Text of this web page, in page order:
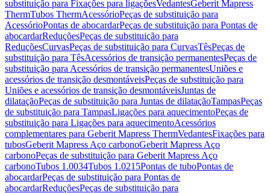
substituição para Fixações para ligaçõesVedantesGeberit Mapress
ThermTubos ThermAcessórioPeças de substituição para
AcessórioPontas de abocardarPeças de substituição para Pontas de
abocardarReduçõesPeças de substituição para
ReduçõesCurvasPeças de substituição para CurvasTêsPeças de
substituição para TêsAcessórios de transição permanentesPeças de
substituição para Acessórios de transição permanentesUniões e
acessórios de transição desmontáveisPeças de substituição para
Uniões e acessórios de transição desmontáveisJuntas de
dilataçãoPeças de substituição para Juntas de dilataçãoTampasPeças
de substituição para TampasLigações para aquecimentoPeças de
substituição para Ligações para aquecimentoAcessórios
complementares para Geberit Mapress ThermVedantesFixações para
tubosGeberit Mapress Aço carbonoGeberit Mapress Aço
carbonoPeças de substituição para Geberit Mapress Aço
carbonoTubos 1.0034Tubos 1.0215Pontas de tuboPontas de
abocardarPeças de substituição para Pontas de
abocardarReduçõesPeças de substituição para